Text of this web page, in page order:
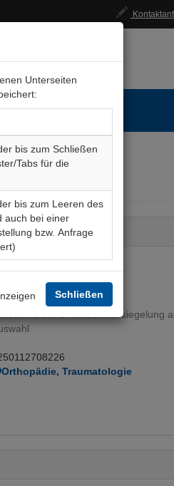
Unterseiten
bis zum Schließen
Tabs für die
bis zum Leeren des
auch bei einer
bzw. Anfrage
Schließen
23-05
/Vakuumversiegelung
Orthopädie, Traumatologie